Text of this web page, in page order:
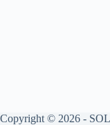
Copyright © 2026 -